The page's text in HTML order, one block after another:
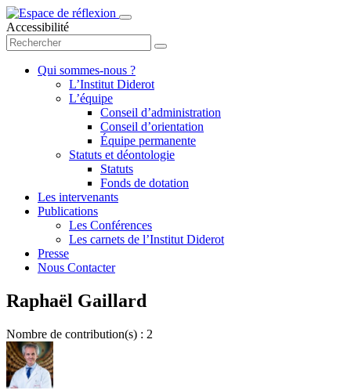
Accessibilité
Qui sommes-nous ?
L’Institut Diderot
L’équipe
Conseil d’administration
Conseil d’orientation
Équipe permanente
Statuts et déontologie
Statuts
Fonds de dotation
Les intervenants
Publications
Les Conférences
Les carnets de l’Institut Diderot
Presse
Nous Contacter
Raphaël Gaillard
Nombre de contribution(s) : 2